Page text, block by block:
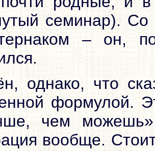
семинар). Со
– он,
однако, что
формулой.
чем
вообще.